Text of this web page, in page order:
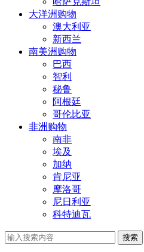
大洋洲购物
澳大利亚
新西兰
南美洲购物
巴西
智利
秘鲁
阿根廷
哥伦比亚
非洲购物
南非
埃及
加纳
肯尼亚
摩洛哥
尼日利亚
科特迪瓦
搜索